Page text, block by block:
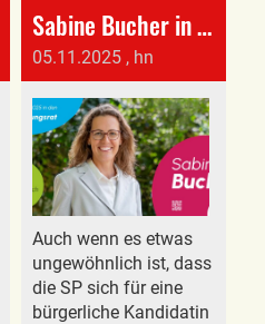
Sabine Bucher in die Regierung
05.11.2025 , hn
Auch wenn es etwas
ungewöhnlich ist, dass
die SP sich für eine
bürgerliche Kandidatin